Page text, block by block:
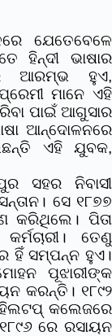
ଯେତେବେଳେ
ହିନ୍ଦୀ ଭାଷାର
ଆରମ୍ଭ ହୁଏ,
ମାନେ ଏହି
ପାଇଁ ଆଗୁସାର
ଆନ୍ଦୋଳନରେ
ଏହି ଯୁବକ,
ସହର ନିବାସୀ
ସେ ୧୮୭୭
କରିଥିଲେ। ପିତା
ତେଣୁ
ହିଁ ସମ୍ପନ୍ନ ହୁଏ।
ପୂଝାରୀଙ୍କ
କରନ୍ତି। ୧୮୯୨
ହିଲଟପ୍ କଲେଜରେ
ରେ ରସାୟନ